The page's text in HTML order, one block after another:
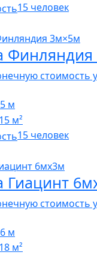
15 человек
стоимость
м
15 м²
15 человек
Гиацинт
стоимость
м
18 м²